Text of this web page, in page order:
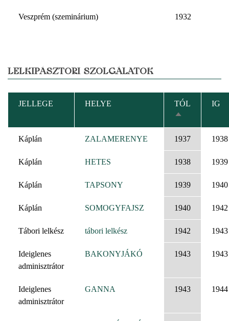
Veszprém (szeminárium) 1932
LELKIPÁSZTORI SZOLGÁLATOK
JELLEGE HELYE
TÓL
CSÖKKENŐ
RENDEZÉS
IG
Káplán ZALAMERENYE 1937 1938
Káplán HETES 1938 1939
Káplán TAPSONY 1939 1940
Káplán SOMOGYFAJSZ 1940 1942
Tábori lelkész tábori lelkész 1942 1943
Ideiglenes
adminisztrátor
BAKONYJÁKÓ 1943 1943
Ideiglenes
adminisztrátor
GANNA 1943 1944